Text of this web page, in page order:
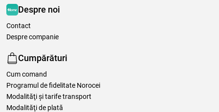
Despre noi
Contact
Despre companie
Cumpărături
Cum comand
Programul de fidelitate Norocei
Modalităţi şi tarife transport
Modalităţi de plată